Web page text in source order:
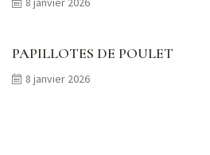
PAPILLOTES DE POULET
8 janvier 2026